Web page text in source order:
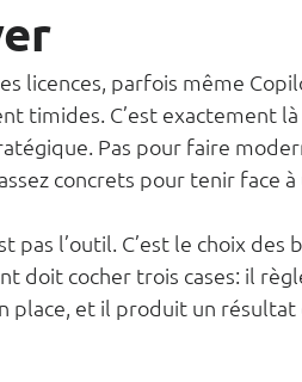
licences, parfois même
timides. C’est exactement
Pas pour faire
concrets pour tenir face
pas l’outil. C’est le choix
doit cocher trois cases: il
place, et il produit un